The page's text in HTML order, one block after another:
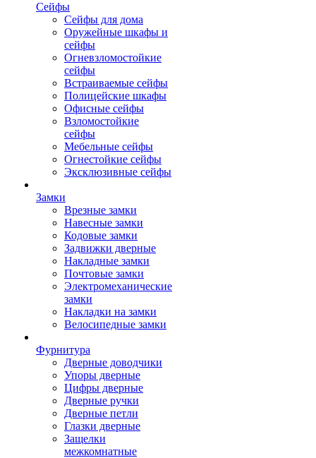
Сейфы
Сейфы для дома
Оружейные шкафы и
сейфы
Огневзломостойкие
сейфы
Встраиваемые сейфы
Полицейские шкафы
Офисные сейфы
Взломостойкие
сейфы
Мебельные сейфы
Огнестойкие сейфы
Эксклюзивные сейфы
Замки
Врезные замки
Навесные замки
Кодовые замки
Задвижки дверные
Накладные замки
Почтовые замки
Электромеханические
замки
Накладки на замки
Велосипедные замки
Фурнитура
Дверные доводчики
Упоры дверные
Цифры дверные
Дверные ручки
Дверные петли
Глазки дверные
Защелки
межкомнатные